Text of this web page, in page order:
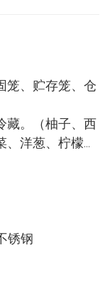
笼、贮存笼、仓
藏。（柚子、西
洋葱、柠檬...
锈钢